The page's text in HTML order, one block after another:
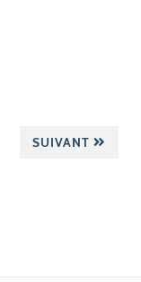
SUIVANT